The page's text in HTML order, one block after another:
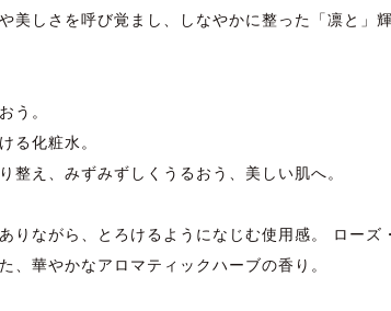
美しさを呼び覚まし、しなやかに整った「凛と」
う。
る化粧水。
整え、みずみずしくうるおう、美しい肌へ。
りながら、とろけるようになじむ使用感。 ローズ
、華やかなアロマティックハーブの香り。